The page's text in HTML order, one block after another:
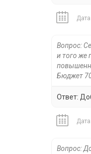
Вопрос:
и того же
Бюджет
Ответ:
Вопрос: